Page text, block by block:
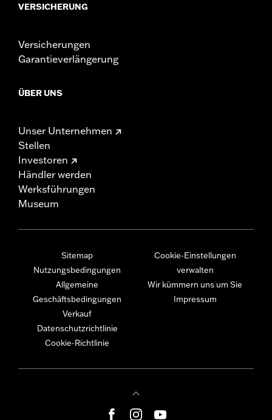
VERSICHERUNG
Versicherungen
Garantieverlängerung
ÜBER UNS
Unser Unternehmen
Stellen
Investoren
Händler werden
Werksführungen
Museum
Sitemap
Nutzungsbedingungen
Allgemeine
Geschäftsbedingungen
Verkauf
Datenschutzrichtlinie
Cookie-Richtlinie
Cookie-Einstellungen
verwalten
Wir kümmern uns um Sie
Impressum